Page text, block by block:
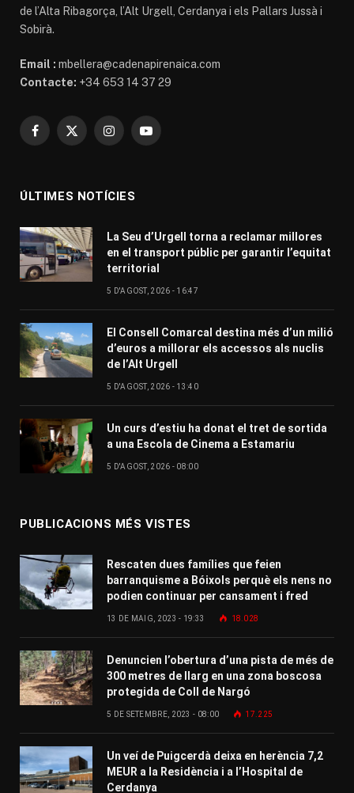
de l’Alta Ribagorça, l’Alt Urgell, Cerdanya i els Pallars Jussà i
Sobirà.
Email : mbellera@cadenapirenaica.com
Contacte: +34 653 14 37 29
Facebook
X
InstagramYouTube
ÚLTIMES NOTÍCIES
La Seu d’Urgell torna a reclamar millores
en el transport públic per garantir l’equitat
territorial
5 D'AGOST, 2026 - 16:47
El Consell Comarcal destina més d’un milió
d’euros a millorar els accessos als nuclis
de l’Alt Urgell
5 D'AGOST, 2026 - 13:40
Un curs d’estiu ha donat el tret de sortida
a una Escola de Cinema a Estamariu
5 D'AGOST, 2026 - 08:00
PUBLICACIONS MÉS VISTES
Rescaten dues famílies que feien
barranquisme a Bóixols perquè els nens no
podien continuar per cansament i fred
13 DE MAIG, 2023 - 19:33 18.028
Denuncien l’obertura d’una pista de més de
300 metres de llarg en una zona boscosa
protegida de Coll de Nargó
5 DE SETEMBRE, 2023 - 08:00 17.225
Un veí de Puigcerdà deixa en herència 7,2
MEUR a la Residència i a l’Hospital de
Cerdanya